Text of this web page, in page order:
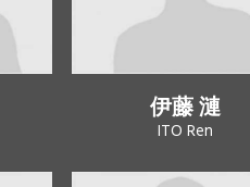
伊藤 漣
ITO Ren